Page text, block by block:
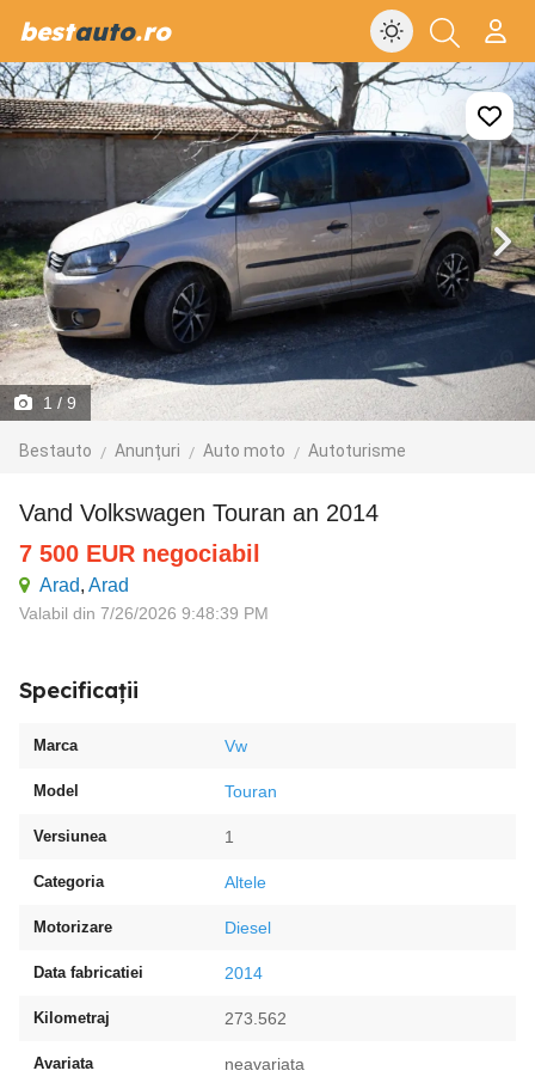
bestauto.ro
1 / 9
Bestauto Anunțuri Auto moto Autoturisme
Vand Volkswagen Touran an 2014
7 500 EUR negociabil
Arad, Arad
Valabil din 7/26/2026 9:48:39 PM
Specificații
Marca Vw
Model Touran
Versiunea 1
Categoria Altele
Motorizare Diesel
Data fabricatiei 2014
Kilometraj 273.562
Avariata neavariata